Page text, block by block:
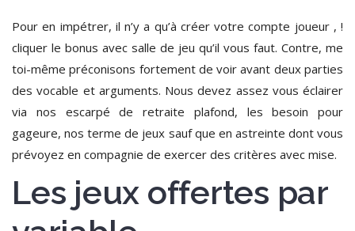
Pour en impétrer, il n’y a qu’à créer votre compte joueur , !
cliquer le bonus avec salle de jeu qu’il vous faut. Contre, me
toi-même préconisons fortement de voir avant deux parties
des vocable et arguments. Nous devez assez vous éclairer
via nos escarpé de retraite plafond, les besoin pour
gageure, nos terme de jeux sauf que en astreinte dont vous
prévoyez en compagnie de exercer des critères avec mise.
Les jeux offertes par